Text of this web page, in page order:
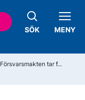
SÖK
MENY
Försvarsmakten tar f...